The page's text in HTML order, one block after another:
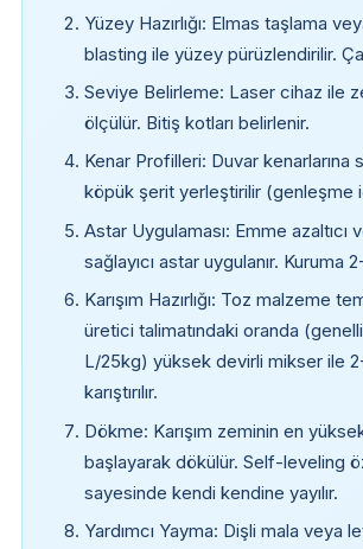
Yüzey Hazırlığı: Elmas taşlama
blasting ile yüzey pürüzlendirilir.
Seviye Belirleme: Laser cihaz ile
ölçülür. Bitiş kotları belirlenir.
Kenar Profilleri: Duvar kenarlarına
köpük şerit yerleştirilir (genleşme
Astar Uygulaması: Emme azaltıcı
sağlayıcı astar uygulanır. Kuruma
Karışım Hazırlığı: Toz malzeme
üretici talimatındaki oranda
L/25kg) yüksek devirli mikser ile
karıştırılır.
Dökme: Karışım zeminin en
başlayarak dökülür. Self-leveling
sayesinde kendi kendine yayılır.
Yardımcı Yayma: Dişli mala veya